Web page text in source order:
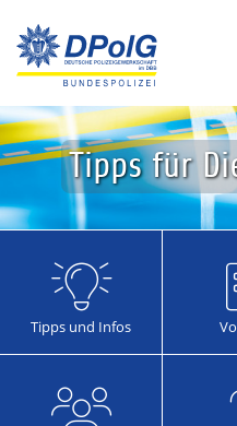
Tipps für
Tipps und Infos